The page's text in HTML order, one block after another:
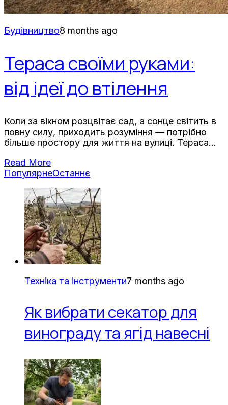
Будівництво8 months ago
Тераса своїми руками:
від ідеї до втілення
Коли за вікном розцвітає сад, а сонце світить в
повну силу, приходить розуміння — потрібно
більше простору для життя на вулиці. Тераса
платформа,
Read More
ПопулярнеОстаннє
Техніка та інструменти7 months ago
Як вибрати секатор для
винограду та ягід навесні